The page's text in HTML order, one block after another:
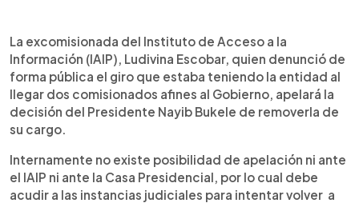
Escuchar artículo
La excomisionada del Instituto de Acceso a la
Información (IAIP), Ludivina Escobar, quien denunció de
forma pública el giro que estaba teniendo la entidad al
llegar dos comisionados afines al Gobierno, apelará la
decisión del Presidente Nayib Bukele de removerla de
su cargo.
Internamente no existe posibilidad de apelación ni ante
el IAIP ni ante la Casa Presidencial, por lo cual debe
acudir a las instancias judiciales para intentar volver a